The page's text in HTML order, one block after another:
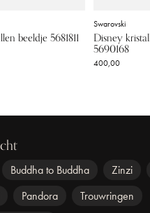
beeldje 5681811
Swarovski
Disney
5690168
400,00
Buddha to Buddha Zinzi
Pandora
Trouwringen